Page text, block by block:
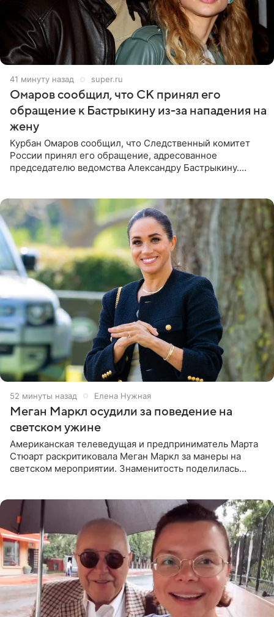
41 минуту назад super.ru
Омаров сообщил, что СК принял его
обращение к Бастрыкину из-за нападения на
жену
Курбан Омаров сообщил, что Следственный комитет
России принял его обращение, адресованное
председателю ведомства Александру Бастрыкину.
52 минуты назад Елена Нужная
Меган Маркл осудили за поведение на
светском ужине
Американская телеведущая и предприниматель Марта
Стюарт раскритиковала Меган Маркл за манеры на
светском мероприятии. Знаменитость поделилась